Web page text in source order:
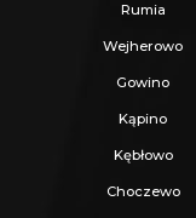
inwestycją,
KUP Z NAMI -
NAJSZYBCIEJ
Rumia
Wejherowo
Gowino
Kąpino
Kębłowo
Choczewo